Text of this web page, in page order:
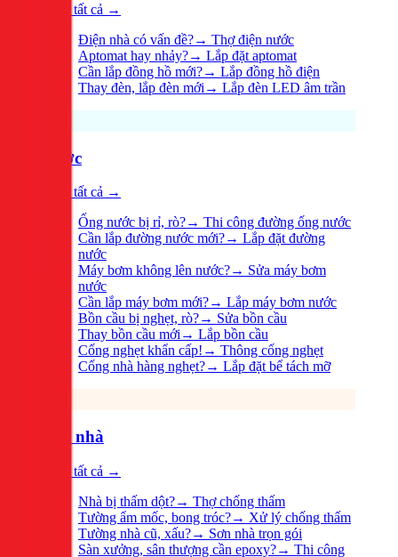
Xem tất cả →
Điện nhà có vấn đề?→ Thợ điện nước
Aptomat hay nhảy?→ Lắp đặt aptomat
Cần lắp đồng hồ mới?→ Lắp đồng hồ điện
Thay đèn, lắp đèn mới → Lắp đèn LED âm trần
Nước
Xem tất cả →
Ống nước bị rỉ, rò?→ Thi công đường ống nước
Cần lắp đường nước mới?→ Lắp đặt đường
nước
Máy bơm không lên nước?→ Sửa máy bơm
nước
Cần lắp máy bơm mới?→ Lắp máy bơm nước
Bồn cầu bị nghẹt, rò?→ Sửa bồn cầu
Thay bồn cầu mới → Lắp bồn cầu
Cống nghẹt khẩn cấp! → Thông cống nghẹt
Cống nhà hàng nghẹt?→ Lắp đặt bể tách mỡ
Sửa nhà
Xem tất cả →
Nhà bị thấm dột?→ Thợ chống thấm
Tường ẩm mốc, bong tróc?→ Xử lý chống thấm
Tường nhà cũ, xấu?→ Sơn nhà trọn gói
Sàn xưởng, sân thượng cần epoxy?→ Thi công